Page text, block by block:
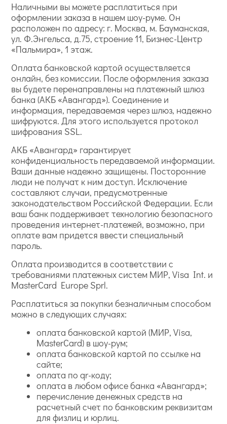
Наличными вы можете расплатиться при
оформлении заказа в нашем шоу-руме. Он
расположен по адресу: г. Москва, м. Бауманская,
ул. Ф.Энгельса, д.75, строение 11, Бизнес-Центр
«Пальмира», 1 этаж.
Оплата банковской картой осуществляется
онлайн, без комиссии. После оформления заказа
вы будете перенаправлены на платежный шлюз
банка (АКБ «Авангард»). Соединение и
информация, передаваемая через шлюз, надежно
шифруются. Для этого используется протокол
шифрования SSL.
АКБ «Авангард» гарантирует
конфиденциальность передаваемой информации.
Ваши данные надежно защищены. Посторонние
люди не получат к ним доступ. Исключение
составляют случаи, предусмотренные
законодательством Российской Федерации. Если
ваш банк поддерживает технологию безопасного
проведения интернет-платежей, возможно, при
оплате вам придется ввести специальный
пароль.
Оплата производится в соответствии с
требованиями платежных систем МИР, Visa Int. и
MasterCard Europe Sprl.
Расплатиться за покупки безналичным способом
можно в следующих случаях:
оплата банковской картой (МИР, Visa,
MasterCard) в шоу-рум;
оплата банковской картой по ссылке на
сайте;
оплата по qr-коду;
оплата в любом офисе банка «Авангард»;
перечисление денежных средств на
расчетный счет по банковским реквизитам
для физлиц и юрлиц.